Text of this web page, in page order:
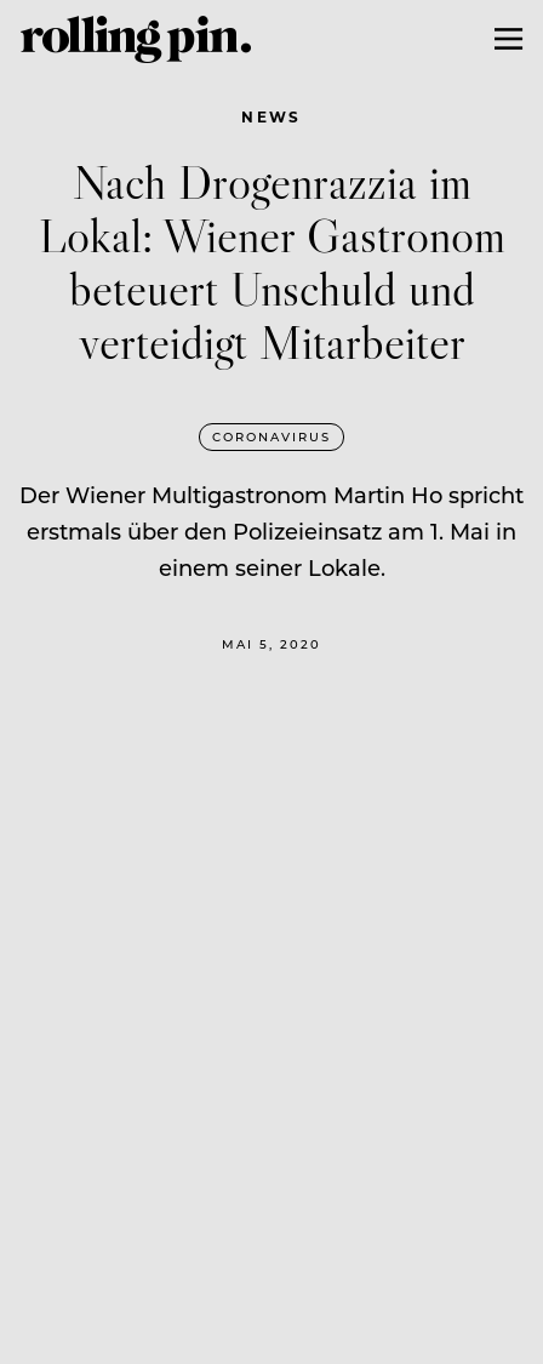
NEWS
Nach Drogenrazzia im
Lokal: Wiener Gastronom
beteuert Unschuld und
verteidigt Mitarbeiter
CORONAVIRUS
Der Wiener Multigastronom Martin Ho spricht
erstmals über den Polizeieinsatz am 1. Mai in
einem seiner Lokale.
MAI 5, 2020